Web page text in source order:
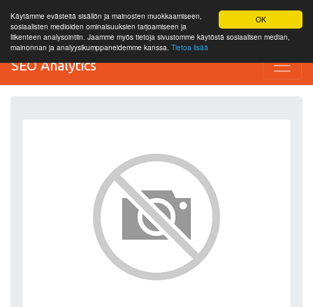
OK
Käytämme evästeitä sisällön ja mainosten muokkaamiseen,
sosiaalisten medioiden ominaisuuksien tarjoamiseen ja
liikenteen analysointiin. Jaamme myös tietoja sivustomme käytöstä sosiaalisen median,
mainonnan ja analyysikumppaneidemme kanssa. Tietoa lisää
SEO Analytics